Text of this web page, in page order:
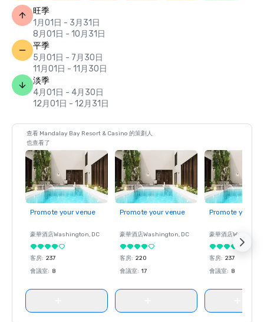
旺季
1月01日 - 3月31日
8月01日 - 10月31日
平季
5月01日 - 7月30日
11月01日 - 11月30日
淡季
4月01日 - 4月30日
12月01日 - 12月31日
查看 Mandalay Bay Resort & Casino 的策劃人
也查看了
Promote your venue
豪華酒店Washington, DC
客房: 237
會議室: 8
Promote your venue
豪華酒店Washington, DC
客房: 220
會議室: 17
Promote your
豪華酒店
客房: 237
會議室: 8